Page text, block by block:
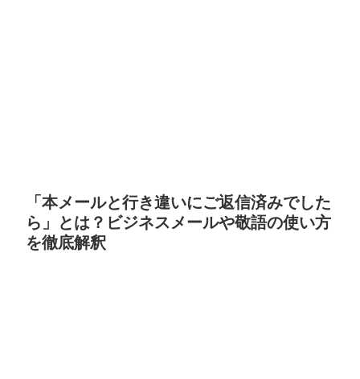
「本メールと行き違いにご返信済みでした
ら」とは？ビジネスメールや敬語の使い方
を徹底解釈